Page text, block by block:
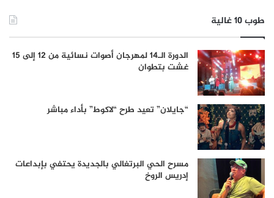
طوب 10 غالية
الدورة الـ14 لمهرجان أصوات نسائية من 12 إلى 15
غشت بتطوان
“جايلان” تعيد طرح “لاكوط” بأداء مباشر
مسرح الحي البرتغالي بالجديدة يحتفي بإبداعات
إدريس الروخ